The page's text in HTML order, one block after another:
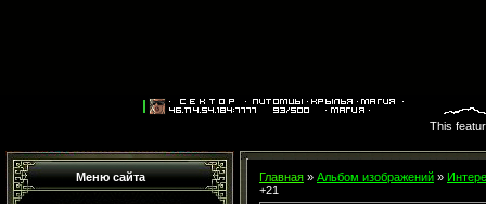
This
Меню сайта Главная » Альбом изображений »
+21